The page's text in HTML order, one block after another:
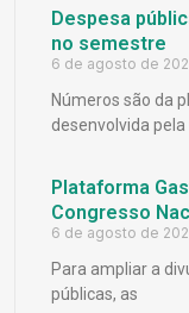
Despesa
no semestre
6 de agosto de
Números são da
desenvolvida pela
Plataforma
Congresso
6 de agosto de
Para ampliar a
públicas, as